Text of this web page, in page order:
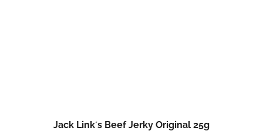
hodnotenie
Jack Link´s Beef Jerky Original 25g